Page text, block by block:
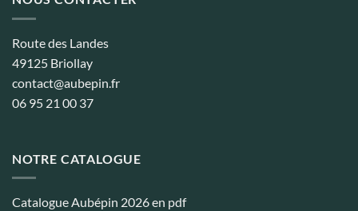
Route des Landes
49125 Briollay
contact@aubepin.fr
06 95 21 00 37
NOTRE CATALOGUE
Catalogue Aubépin 2026 en pdf